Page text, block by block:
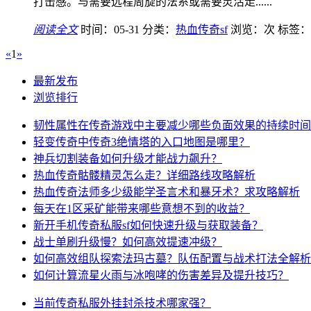
阅读全文 时间：05-31 分类： 热血传奇sf 浏览： 次 标签：
«1 »
最新发布
浏览排行
韧性属性在传奇游戏中主要减少哪些负面效果的持续时
轻变传奇中传奇3绝情塔的入口地图是哪里？
神兵切割装备如何升级才能战力飙升？
热血传奇骷髅精灵怎么走？详细路线攻略解析
热血传奇法师多少级能学圣言术和暴牙术？求攻略解析
每天在1区采矿能带来哪些意想不到的收益？
新开手机传奇私服sf如何快速升级与获取装备？
战士单刷升级慢？如何高效提速冲级？
如何高效组队探索法玛古墓？队伍配置与战术打法全解析
如何计算流星火雨与冰咆哮的伤害差异及提升技巧？
当前传奇私服外挂封杀技术哪家强？